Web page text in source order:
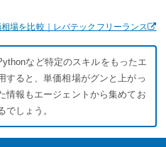
場を比較｜レバテックフリーランス
など特定のスキルをもったエ
すると、単価相場がグンと上がっ
情報もエージェントから集めてお
でしょう。